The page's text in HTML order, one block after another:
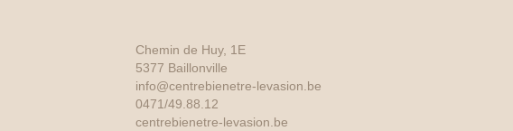
Chemin de Huy, 1E
5377 Baillonville
info@centrebienetre-levasion.be
0471/49.88.12
centrebienetre-levasion.be